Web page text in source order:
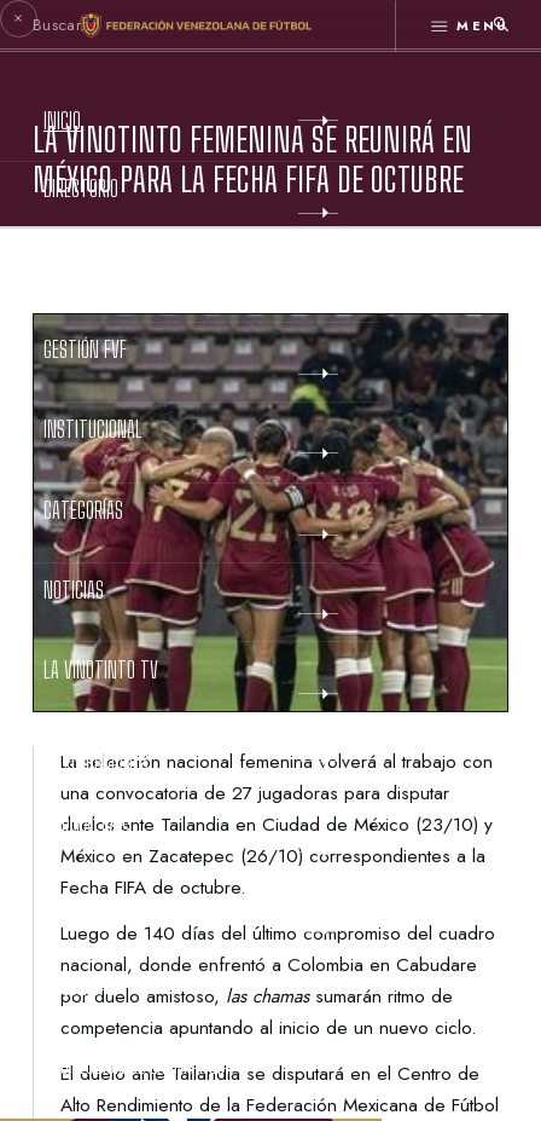
MENÚ
INICIO
DIRECTORIO
GESTIÓN FVF
INSTITUCIONAL
CATEGORÍAS
NOTICIAS
LA VINOTINTO TV
NOTIFICACIONES
NORMATIVAS
DENUNCIAS
PROTECCIÓN DE LA INFANCIA
LA VINOTINTO FEMENINA SE REUNIRÁ EN
MÉXICO PARA LA FECHA FIFA DE OCTUBRE
La selección nacional femenina volverá al trabajo con
una convocatoria de 27 jugadoras para disputar
duelos ante Tailandia en Ciudad de México (23/10) y
México en Zacatepec (26/10) correspondientes a la
Fecha FIFA de octubre.
Luego de 140 días del último compromiso del cuadro
nacional, donde enfrentó a Colombia en Cabudare
por duelo amistoso, las chamas sumarán ritmo de
competencia apuntando al inicio de un nuevo ciclo.
El duelo ante Tailandia se disputará en el Centro de
Alto Rendimiento de la Federación Mexicana de Fútbol